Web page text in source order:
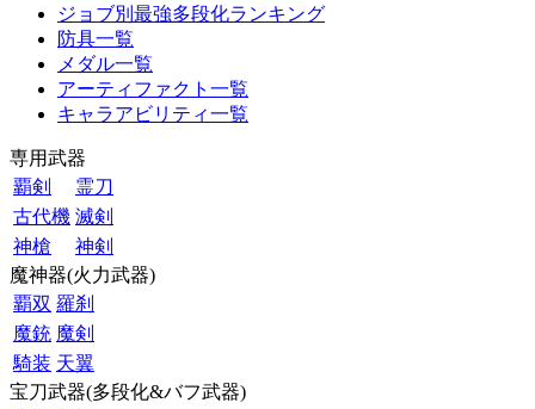
ジョブ別最強多段化ランキング
防具一覧
メダル一覧
アーティファクト一覧
キャラアビリティ一覧
専用武器
覇剣
霊刀
古代機 滅剣
神槍
神剣
魔神器(火力武器)
覇双 羅刹
魔銃 魔剣
騎装 天翼
宝刀武器(多段化&バフ武器)